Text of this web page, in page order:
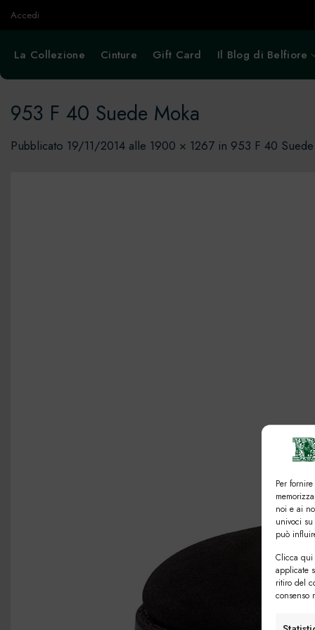
Per
noi e ai
univoci
può
Clicca qui
applicate
ritiro del
consenso
SaltaAccedi
La Collezione Cinture Gift Card Il Blog di Belfiore
953 F 40 Suede Moka
Pubblicato 19/11/2014 alle 1900 × 1267 in 953 F 40